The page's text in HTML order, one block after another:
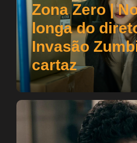
Zona Zero |
longa do
Invasão
cartaz